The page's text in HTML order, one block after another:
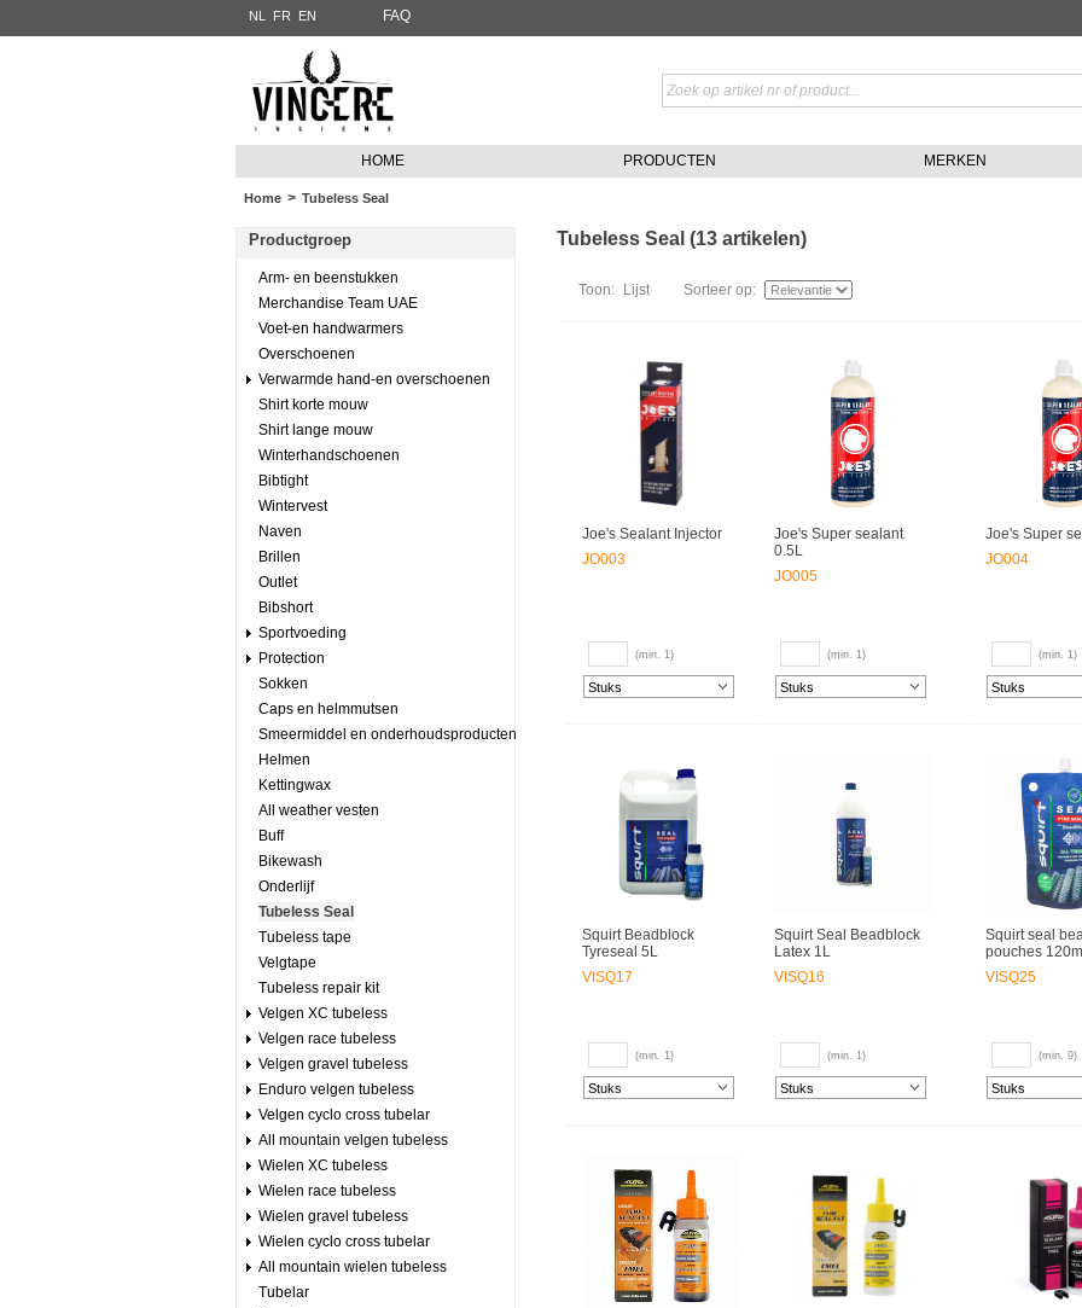
NL FR EN FAQ
HOME PRODUCTEN MERKEN
Home > Tubeless Seal
Productgroep
Arm- en beenstukken
Merchandise Team UAE
Voet-en handwarmers
Overschoenen
Verwarmde hand-en overschoenen
Shirt korte mouw
Shirt lange mouw
Winterhandschoenen
Bibtight
Wintervest
Naven
Brillen
Outlet
Bibshort
Sportvoeding
Protection
Sokken
Caps en helmmutsen
Smeermiddel en onderhoudsproducten
Helmen
Kettingwax
All weather vesten
Buff
Bikewash
Onderlijf
Tubeless Seal
Tubeless tape
Velgtape
Tubeless repair kit
Velgen XC tubeless
Velgen race tubeless
Velgen gravel tubeless
Enduro velgen tubeless
Velgen cyclo cross tubelar
All mountain velgen tubeless
Wielen XC tubeless
Wielen race tubeless
Wielen gravel tubeless
Wielen cyclo cross tubelar
All mountain wielen tubeless
Tubelar
Tubeless Seal (13 artikelen)
Toon: Lijst Sorteer op:
Joe's Sealant Injector
JO003
(min. 1)
Joe's Super sealant
0.5L
JO005
(min. 1)
Joe's Super
JO004
(min. 1)
Squirt Beadblock
Tyreseal 5L
VISQ17
(min. 1)
Squirt Seal Beadblock
Latex 1L
VISQ16
(min. 1)
Squirt seal
pouches
VISQ25
(min. 9)